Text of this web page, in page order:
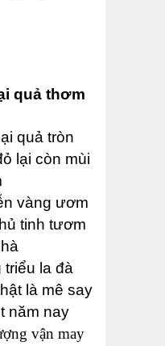
quả thơm
quả tròn
lại còn mùi
vàng ươm
tinh tươm
triểu la đà
là mê say
năm nay
vận may